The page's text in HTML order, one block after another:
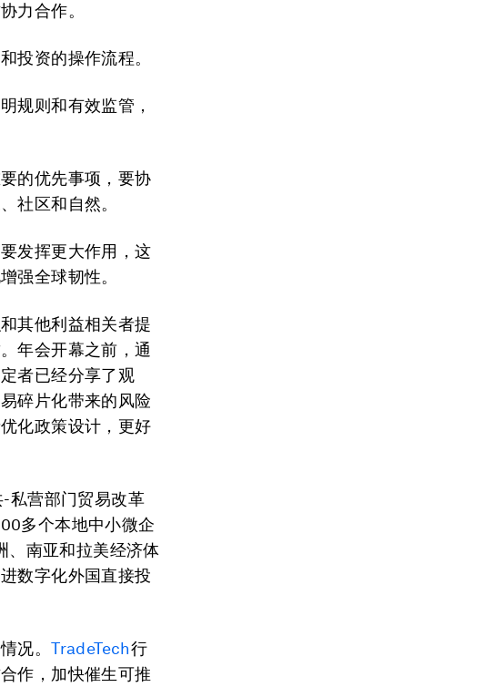
力合作。
投资的操作流程。
规则和有效监管，
的优先事项，要协
社区和自然。
发挥更大作用，这
强全球韧性。
其他利益相关者提
年会开幕之前，通
者已经分享了观
碎片化带来的风险
化政策设计，更好
私营部门贸易改革
多个本地中小微企
、南亚和拉美经济体
数字化外国直接投
况。TradeTech行
作，加快催生可推